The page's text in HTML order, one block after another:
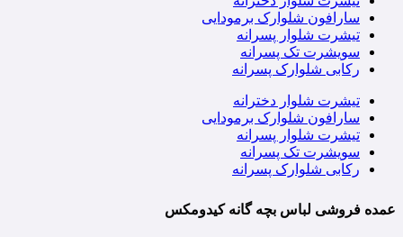
سارافون شلوارک برمودایی
تیشرت شلوار پسرانه
سویشرت تک پسرانه
رکابی شلوارک پسرانه
تیشرت شلوار دخترانه
سارافون شلوارک برمودایی
تیشرت شلوار پسرانه
سویشرت تک پسرانه
رکابی شلوارک پسرانه
عمده فروشی لباس بچه گانه کیدومکس